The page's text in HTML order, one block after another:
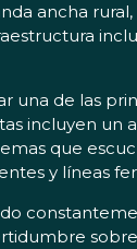
ancha
una de las
incluyen
que
y líneas